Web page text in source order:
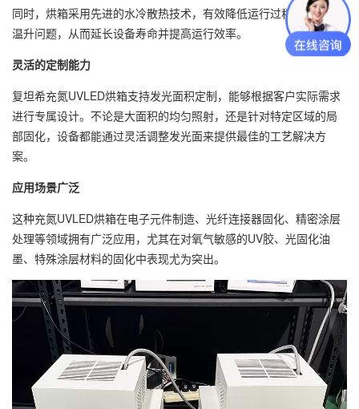
同时，烘箱采用先进的水冷散热技术，有效降低运行过程中设备的
温升问题，从而延长设备寿命并提高运行效率。
灵活的定制能力
复坦希充氮UVLED烘箱支持发光面积定制，能够根据客户实际需求
进行专属设计。不论是大面积的均匀照射，还是针对特定区域的局
部固化，设备都能通过灵活调整发光面来提供最佳的工艺解决方
案。
应用场景广泛
这种充氮UVLED烘箱在电子元件制造、光纤连接器固化、精密涂层
处理等领域拥有广泛应用，尤其在对氧气敏感的UV胶、光固化油
墨、特殊涂层材料的固化中表现尤为突出。